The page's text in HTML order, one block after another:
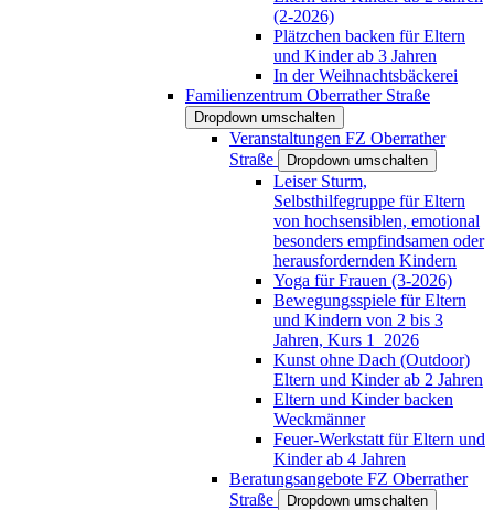
(2-2026)
Plätzchen backen für Eltern
und Kinder ab 3 Jahren
In der Weihnachtsbäckerei
Familienzentrum Oberrather Straße
Dropdown umschalten
Veranstaltungen FZ Oberrather
Straße
Dropdown umschalten
Leiser Sturm,
Selbsthilfegruppe für Eltern
von hochsensiblen, emotional
besonders empfindsamen oder
herausfordernden Kindern
Yoga für Frauen (3-2026)
Bewegungsspiele für Eltern
und Kindern von 2 bis 3
Jahren, Kurs 1_2026
Kunst ohne Dach (Outdoor)
Eltern und Kinder ab 2 Jahren
Eltern und Kinder backen
Weckmänner
Feuer-Werkstatt für Eltern und
Kinder ab 4 Jahren
Beratungsangebote FZ Oberrather
Straße
Dropdown umschalten